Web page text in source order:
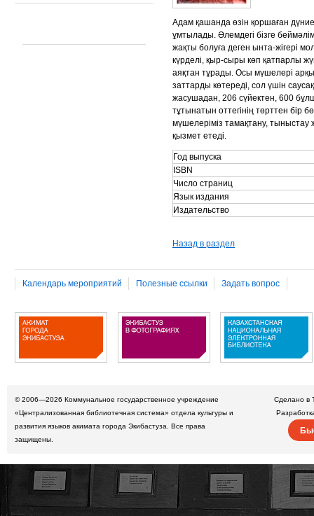
Адам қашанда өзін қоршаған
ұмтылады. Әлемдегі бізге
жақты болуға деген ынта-жігері
күрделі, қыр-сыры көп қатпарлы
аяқтан тұрады. Осы мүшелері
заттарды көтереді, сол үшін
жасушадан, 206 сүйектен, 600
тұтынатын оттегінің төрттен бір
мүшелеріміз тамақтану, тыныстау
қызмет етеді.
Год выпуска
ISBN
Число страниц
Язык издания
Издательство
Назад в раздел
Календарь мероприятий Полезные ссылки Задать вопрос
© 2006—2026 Коммунальное государственное учреждение
«Централизованная библиотечная система» отдела культуры и
развития языков акимата города Экибастуза. Все права
защищены.
Сделано в